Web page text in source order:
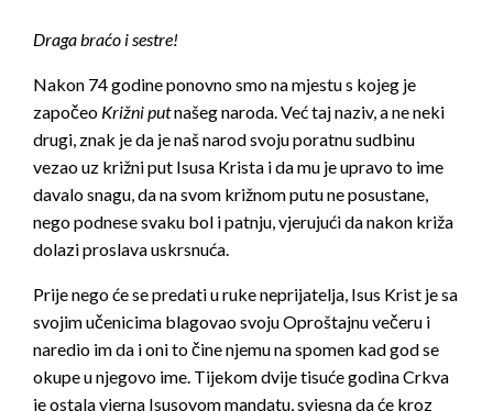
Draga braćo i sestre!
Nakon 74 godine ponovno smo na mjestu s kojeg je
započeo Križni putnašeg naroda. Već taj naziv, a ne neki
drugi, znak je da je naš narod svoju poratnu sudbinu
vezao uz križni put Isusa Krista i da mu je upravo to ime
davalo snagu, da na svom križnom putu ne posustane,
nego podnese svaku bol i patnju, vjerujući da nakon križa
dolazi proslava uskrsnuća.
Prije nego će se predati u ruke neprijatelja, Isus Krist je sa
svojim učenicima blagovao svoju Oproštajnu večeru i
naredio im da i oni to čine njemu na spomen kad god se
okupe u njegovo ime. Tijekom dvije tisuće godina Crkva
je ostala vjerna Isusovom mandatu, svjesna da će kroz